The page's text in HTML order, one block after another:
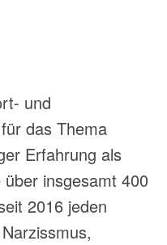
und
das Thema
Erfahrung als
insgesamt 400
2016 jeden